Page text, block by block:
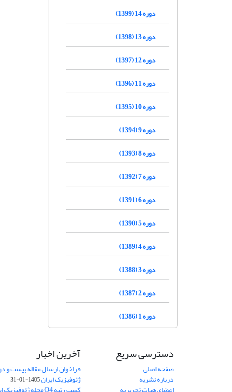
دوره 14 (1399)
دوره 13 (1398)
دوره 12 (1397)
دوره 11 (1396)
دوره 10 (1395)
دوره 9 (1394)
دوره 8 (1393)
دوره 7 (1392)
دوره 6 (1391)
دوره 5 (1390)
دوره 4 (1389)
دوره 3 (1388)
دوره 2 (1387)
دوره 1 (1386)
دسترسی سریع
صفحه اصلی
درباره نشریه
آخرین اخبار
فراخوان ارسال مقاله بیست و
ژئوفیزیک ایران1405-01-31